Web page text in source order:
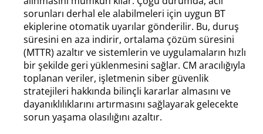
sorunları derhal ele alabilmeleri için uygun BT
ekiplerine otomatik uyarılar gönderilir. Bu, duruş
süresini en aza indirir, ortalama çözüm süresini
(MTTR) azaltır ve sistemlerin ve uygulamaların hızlı
bir şekilde geri yüklenmesini sağlar. CM aracılığıyla
toplanan veriler, işletmenin siber güvenlik
stratejileri hakkında bilinçli kararlar almasını ve
dayanıklılıklarını artırmasını sağlayarak gelecekte
sorun yaşama olasılığını azaltır.